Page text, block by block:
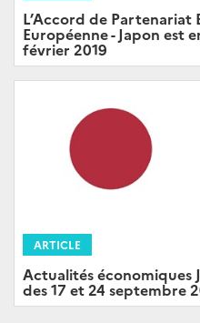
L’Accord de Partenariat
Européenne - Japon est
février 2019
ARTICLE
Actualités économiques
des 17 et 24 septembre